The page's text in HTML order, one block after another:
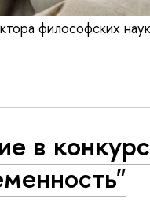
философских
в